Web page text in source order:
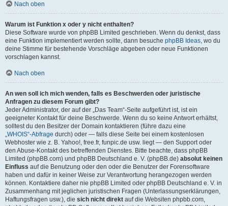
Nach oben
Warum ist Funktion x oder y nicht enthalten?
Diese Software wurde von phpBB Limited geschrieben. Wenn du denkst, dass
eine Funktion implementiert werden sollte, dann besuche phpBB Ideas, wo du
deine Stimme für bestehende Vorschläge abgeben oder neue Funktionen
vorschlagen kannst.
Nach oben
An wen soll ich mich wenden, falls es Beschwerden oder juristische
Anfragen zu diesem Forum gibt?
Jeder Administrator, der auf der „Das Team“-Seite aufgeführt ist, ist ein
geeigneter Kontakt für deine Beschwerde. Wenn du so keine Antwort erhältst,
solltest du den Besitzer der Domain kontaktieren (führe dazu eine
„WHOIS“-Abfrage durch) oder — falls diese Seite bei einem kostenlosen
Webhoster wie z. B. Yahoo!, free.fr, funpic.de usw. liegt — den Support oder
den Abuse-Kontakt des betreffenden Dienstes. Bitte beachte, dass phpBB
Limited (phpBB.com) und phpBB Deutschland e. V. (phpBB.de) absolut keinen
Einfluss auf die Benutzung oder den oder die Benutzer der Forensoftware
haben und dafür in keiner Weise zur Verantwortung herangezogen werden
können. Kontaktiere daher nie phpBB Limited oder phpBB Deutschland e. V. in
Zusammenhang mit jeglichen juristischen Fragen (Unterlassungserklärungen,
Haftungsfragen usw.), die sich nicht direkt auf die Websiten phpbb.com,